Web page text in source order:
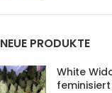
NEUE PRODUKTE
White
feminisiert